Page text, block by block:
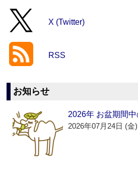
X (Twitter)
RSS
お知らせ
2026年 お盆期間
2026年07月24日 (金)